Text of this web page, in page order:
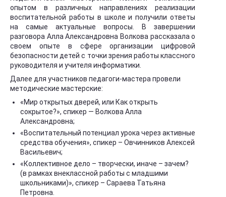
опытом в различных направлениях реализации
воспитательной работы в школе и получили ответы
на самые актуальные вопросы. В завершении
разговора Алла Александровна Волкова рассказала о
своем опыте в сфере организации цифровой
безопасности детей с точки зрения работы классного
руководителя и учителя информатики.
Далее для участников педагоги-мастера провели
методические мастерские:
«Мир открытых дверей, или Как открыть
сокрытое?», спикер — Волкова Алла
Александровна;
«Воспитательный потенциал урока через активные
средства обучения», спикер – Овчинников Алексей
Васильевич;
«Коллективное дело – творчески, иначе – зачем?
(в рамках внеклассной работы с младшими
школьниками)», спикер – Сараева Татьяна
Петровна.